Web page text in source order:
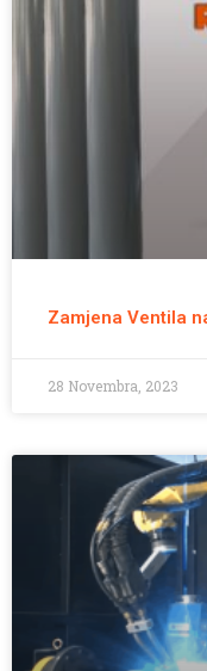
Zamjena Ventila
28 Novembra, 2023